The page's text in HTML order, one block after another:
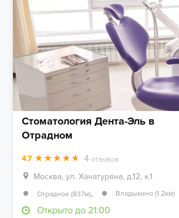
Стоматология Дента-Эль в
Отрадном
4.7 4 отзывов
Москва, ул. Хачатуряна, д.12, к.1
Отрадное (837м), Владыкино (1.2км)
Открыто до 21:00